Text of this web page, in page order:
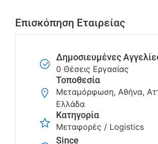
Επισκόπηση Εταιρείας
Δημοσιευμένες
0 Θέσεις Εργασίας
Τοποθεσία
Μεταμόρφωση, Αθήνα,
Ελλάδα
Κατηγορία
Μεταφορές / Logistics
Since